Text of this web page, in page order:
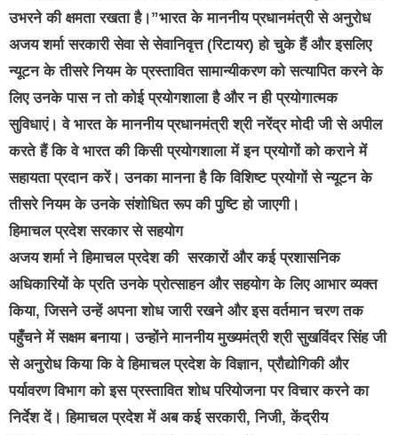
उभरने की क्षमता रखता है।”भारत के माननीय प्रधानमंत्री से अनुरोध
अजय शर्मा सरकारी सेवा से सेवानिवृत्त (रिटायर) हो चुके हैं और इसलिए
न्यूटन के तीसरे नियम के प्रस्तावित सामान्यीकरण को सत्यापित करने के
लिए उनके पास न तो कोई प्रयोगशाला है और न ही प्रयोगात्मक
सुविधाएं। वे भारत के माननीय प्रधानमंत्री श्री नरेंद्र मोदी जी से अपील
करते हैं कि वे भारत की किसी प्रयोगशाला में इन प्रयोगों को कराने में
सहायता प्रदान करें। उनका मानना है कि विशिष्ट प्रयोगों से न्यूटन के
तीसरे नियम के उनके संशोधित रूप की पुष्टि हो जाएगी।
हिमाचल प्रदेश सरकार से सहयोग
अजय शर्मा ने हिमाचल प्रदेश की सरकारों और कई प्रशासनिक
अधिकारियों के प्रति उनके प्रोत्साहन और सहयोग के लिए आभार व्यक्त
किया, जिसने उन्हें अपना शोध जारी रखने और इस वर्तमान चरण तक
पहुँचने में सक्षम बनाया। उन्होंने माननीय मुख्यमंत्री श्री सुखविंदर सिंह जी
से अनुरोध किया कि वे हिमाचल प्रदेश के विज्ञान, प्रौद्योगिकी और
पर्यावरण विभाग को इस प्रस्तावित शोध परियोजना पर विचार करने का
निर्देश दें। हिमाचल प्रदेश में अब कई सरकारी, निजी, केंद्रीय